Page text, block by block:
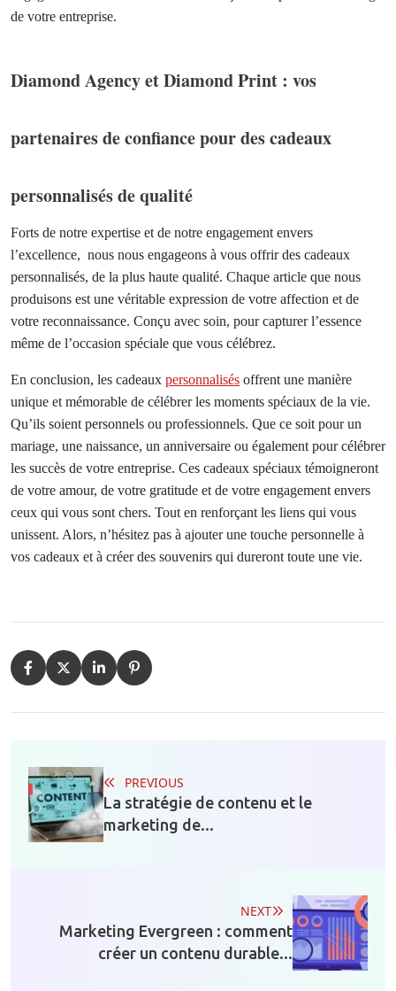
de votre entreprise.
Diamond Agency et Diamond Print : vos
partenaires de confiance pour des cadeaux
personnalisés de qualité
Forts de notre expertise et de notre engagement envers
l’excellence, nous nous engageons à vous offrir des cadeaux
personnalisés, de la plus haute qualité. Chaque article que nous
produisons est une véritable expression de votre affection et de
votre reconnaissance. Conçu avec soin, pour capturer l’essence
même de l’occasion spéciale que vous célébrez.
En conclusion, les cadeaux personnalisés offrent une manière
unique et mémorable de célébrer les moments spéciaux de la vie.
Qu’ils soient personnels ou professionnels. Que ce soit pour un
mariage, une naissance, un anniversaire ou également pour célébrer
les succès de votre entreprise. Ces cadeaux spéciaux témoigneront
de votre amour, de votre gratitude et de votre engagement envers
ceux qui vous sont chers. Tout en renforçant les liens qui vous
unissent. Alors, n’hésitez pas à ajouter une touche personnelle à
vos cadeaux et à créer des souvenirs qui dureront toute une vie.
PREVIOUS
La stratégie de contenu et le
marketing de...
NEXT
Marketing Evergreen : comment
créer un contenu durable...